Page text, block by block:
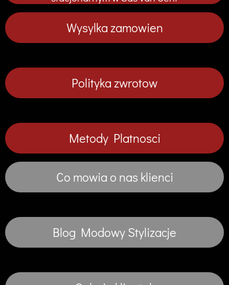
Wysylka zamowien
Polityka zwrotow
Metody Platnosci
Co mowia o nas klienci
Blog Modowy Stylizacje